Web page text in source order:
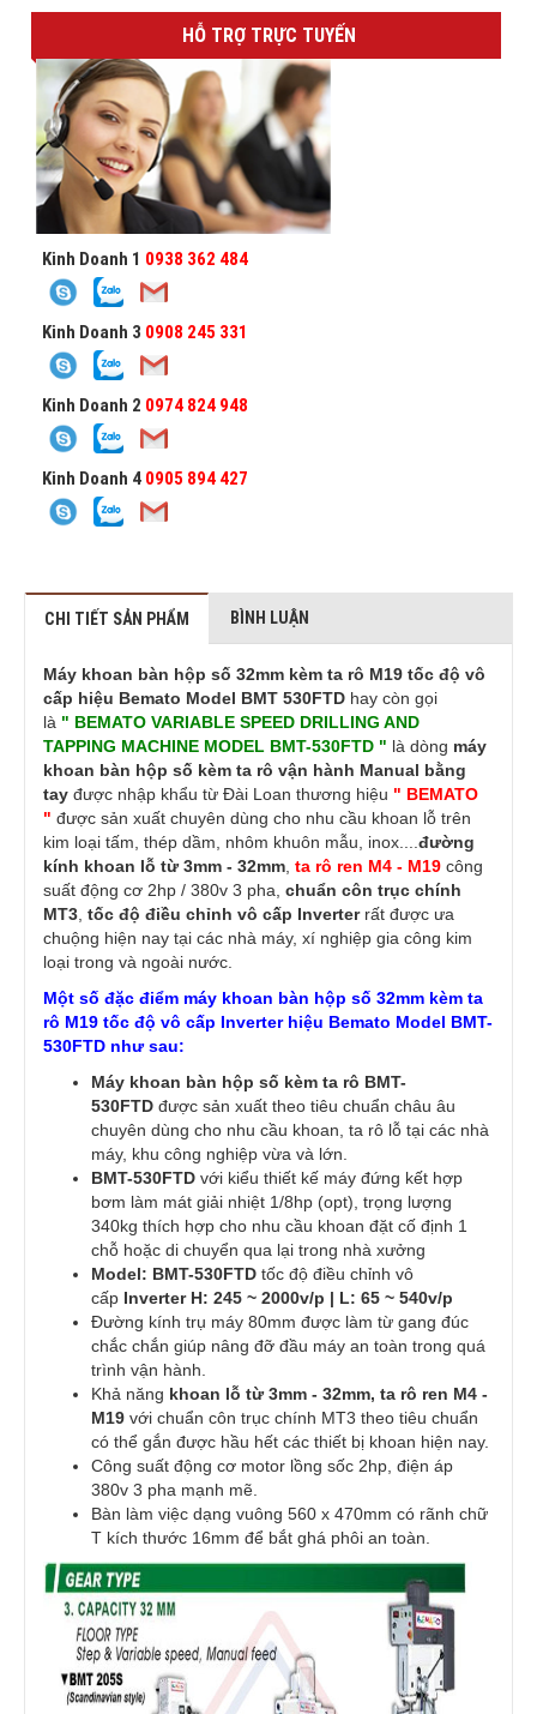
HỖ TRỢ TRỰC TUYẾN
Kinh Doanh 1 0938 362 484
Kinh Doanh 3 0908 245 331
Kinh Doanh 2 0974 824 948
Kinh Doanh 4 0905 894 427
CHI TIẾT SẢN PHẨM BÌNH LUẬN
Máy khoan bàn hộp số 32mm kèm ta rô M19 tốc độ vô
cấp hiệu Bemato Model BMT 530FTD hay còn gọi
là " BEMATO VARIABLE SPEED DRILLING AND
TAPPING MACHINE MODEL BMT-530FTD " là dòng máy
khoan bàn hộp số kèm ta rô vận hành Manual bằng
tay được nhập khẩu từ Đài Loan thương hiệu " BEMATO
" được sản xuất chuyên dùng cho nhu cầu khoan lỗ trên
kim loại tấm, thép dầm, nhôm khuôn mẫu, inox.... đường
kính khoan lỗ từ 3mm - 32mm ta rô ren M4 - M19 công
suất động cơ 2hp / 380v 3 pha, chuẩn côn trục chính
MT3 tốc độ điều chỉnh vô cấp Inverter rất được ưa
chuộng hiện nay tại các nhà máy, xí nghiệp gia công kim
loại trong và ngoài nước.
Một số đặc điểm máy khoan bàn hộp số 32mm kèm ta
rô M19 tốc độ vô cấp Inverter hiệu Bemato Model BMT-
530FTD như sau:
Máy khoan bàn hộp số kèm ta rô BMT-
530FTD được sản xuất theo tiêu chuẩn châu âu
chuyên dùng cho nhu cầu khoan, ta rô lỗ tại các nhà
máy, khu công nghiệp vừa và lớn.
BMT-530FTD với kiểu thiết kế máy đứng kết hợp
bơm làm mát giải nhiệt 1/8hp (opt), trọng lượng
340kg thích hợp cho nhu cầu khoan đặt cố định 1
chỗ hoặc di chuyển qua lại trong nhà xưởng
Model: BMT-530FTD tốc độ điều chỉnh vô
cấp Inverter H: 245 ~ 2000v/p | L: 65 ~ 540v/p
Đường kính trụ máy 80mm được làm từ gang đúc
chắc chắn giúp nâng đỡ đầu máy an toàn trong quá
trình vận hành.
Khả năng khoan lỗ từ 3mm - 32mm, ta rô ren M4 -
M19 với chuẩn côn trục chính MT3 theo tiêu chuẩn
có thể gắn được hầu hết các thiết bị khoan hiện nay.
Công suất động cơ motor lồng sốc 2hp, điện áp
380v 3 pha mạnh mẽ.
Bàn làm việc dạng vuông 560 x 470mm có rãnh chữ
T kích thước 16mm để bắt ghá phôi an toàn.